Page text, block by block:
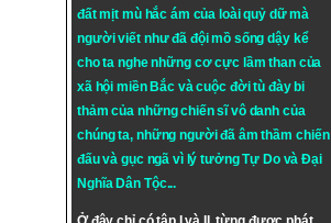
đất mịt mù hắc ám của loài quỷ dữ mà
người viết như đã đội mồ sống dậy kể
cho ta nghe những cơ cực lầm than của
xã hội miền Bắc và cuộc đời tù đày bi
thảm của những chiến sĩ vô danh của
chúng ta, những người đã âm thầm chiến
đấu và gục ngã vì lý tưởngTự DovàĐại
Nghĩa Dân Tộc...